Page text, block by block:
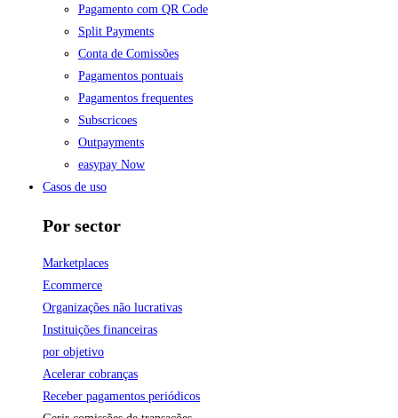
Pagamento com QR Code
Split Payments
Conta de Comissões
Pagamentos pontuais
Pagamentos frequentes
Subscricoes
Outpayments
easypay Now
Casos de uso
Por sector
Marketplaces
Ecommerce
Organizações não lucrativas
Instituições financeiras
por objetivo
Acelerar cobranças
Receber pagamentos periódicos